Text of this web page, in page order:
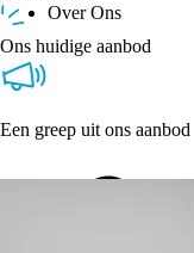
Over Ons
Ons huidige aanbod
Een greep uit ons aanbod